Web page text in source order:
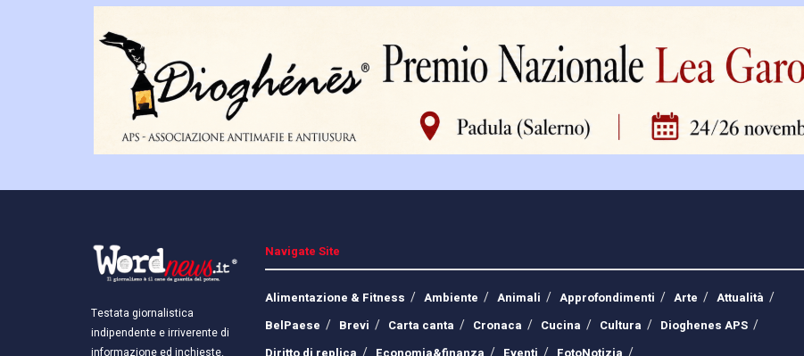
Testata giornalistica
indipendente e irriverente di
informazione ed inchieste.
Navigate Site
Alimentazione & Fitness Ambiente Animali Approfondimenti Arte
Attualità
BelPaese
Brevi Carta canta Cronaca Cucina Cultura
Dioghenes APS
Diritto di replica
Economia&finanza Eventi FotoNotizia